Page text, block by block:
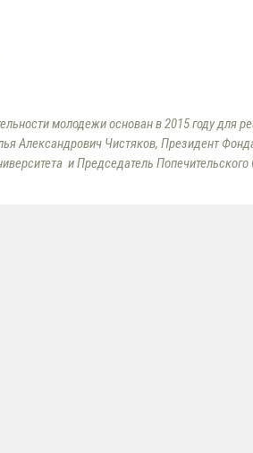
молодежи основан в 2015 году для
Александрович Чистяков, Президент
и Председатель